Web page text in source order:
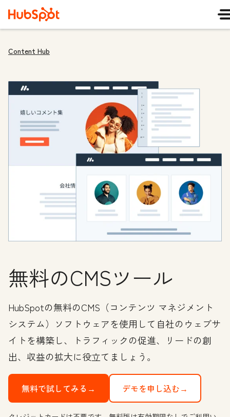
Content Hub
無料のCMSツール
HubSpotの無料のCMS（コンテンツ マネジメント
システム）ソフトウェアを使用して自社のウェブサ
イトを構築し、トラフィックの促進、リードの創
出、収益の拡大に役立てましょう。
無料で試してみる→ デモを申し込む→